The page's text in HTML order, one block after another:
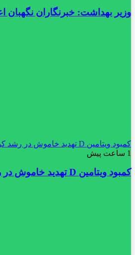
وزیر بهداشت: خبرنگاران نگهبان
کمبود ویتامین D تهدید خاموش در رشد کودکان
1 ساعت پیش
کمبود ویتامین D تهدید خاموش در رشد کودکان